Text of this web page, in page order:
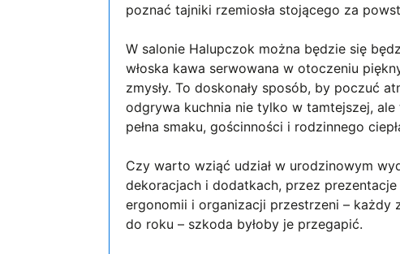
poznać tajniki rzemiosła stojącego za
W salonie Halupczok można będzie się
włoska kawa serwowana w otoczeniu
zmysły. To doskonały sposób, by poczuć
odgrywa kuchnia nie tylko w tamtejszej,
pełna smaku, gościnności i rodzinnego
Czy warto wziąć udział w urodzinowym
dekoracjach i dodatkach, przez
ergonomii i organizacji przestrzeni –
do roku – szkoda byłoby je przegapić.